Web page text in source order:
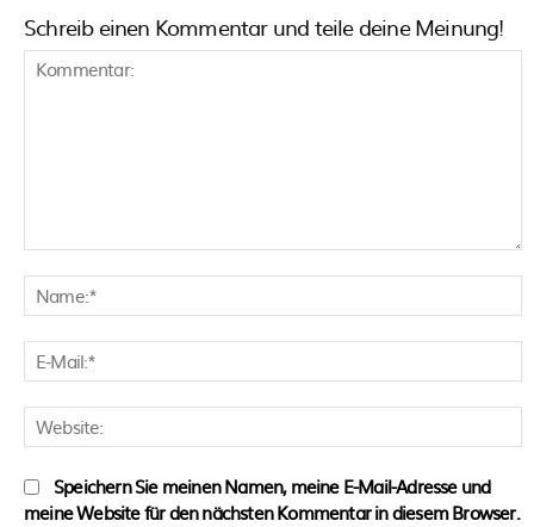
Schreib einen Kommentar und teile deine Meinung!
Speichern Sie meinen Namen, meine E-Mail-Adresse und
meine Website für den nächsten Kommentar in diesem Browser.